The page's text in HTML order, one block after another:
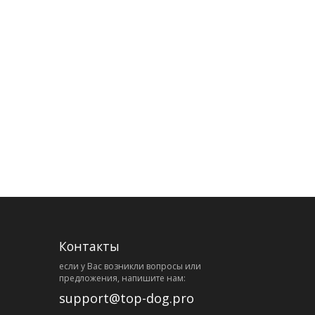
Контакты
eсли у Вас возникли вопросы или
предложения, напишите нам:
support@top-dog.pro